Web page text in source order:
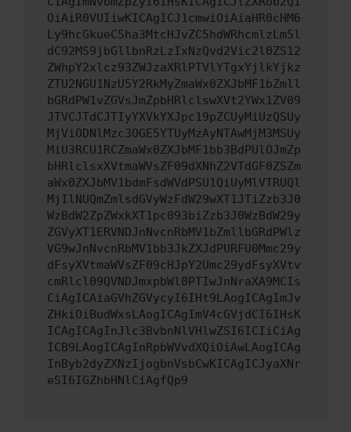
OiAiR0VUIiwKICAgICJ1cmwiOiAiaHR0cHM6
Ly9hcGkueC5ha3MtcHJvZC5hdWRhcmlzLm5l
dC92MS9jbGllbnRzLzIxNzQvd2Vic2l0ZS12
ZWhpY2xlcz93ZWJzaXRlPTVlYTgxYjlkYjkz
ZTU2NGU1NzU5Y2RkMyZmaWx0ZXJbMF1bZmll
bGRdPW1vZGVsJmZpbHRlclswXVt2YWx1ZV09
JTVCJTdCJTIyYXVkYXJpc19pZCUyMiUzQSUy
MjViODNlMzc3OGE5YTUyMzAyNTAwMjM3MSUy
MiU3RCU1RCZmaWx0ZXJbMF1bb3BdPUlOJmZp
bHRlclsxXVtmaWVsZF09dXNhZ2VTdGF0ZSZm
aWx0ZXJbMV1bdmFsdWVdPSU1QiUyMlVTRUQl
MjIlNUQmZmlsdGVyWzFdW29wXT1JTiZzb3J0
WzBdW2ZpZWxkXT1pc093biZzb3J0WzBdW29y
ZGVyXT1ERVNDJnNvcnRbMV1bZmllbGRdPWlz
VG9wJnNvcnRbMV1bb3JkZXJdPURFU0Mmc29y
dFsyXVtmaWVsZF09cHJpY2Umc29ydFsyXVtv
cmRlcl09QVNDJmxpbWl0PTIwJnNraXA9MCIs
CiAgICAiaGVhZGVycyI6IHt9LAogICAgImJv
ZHkiOiBudWxsLAogICAgImV4cGVjdCI6IHsK
ICAgICAgInJlc3BvbnNlVHlwZSI6ICIiCiAg
ICB9LAogICAgInRpbWVvdXQiOiAwLAogICAg
InByb2dyZXNzIjogbnVsbCwKICAgICJyaXNr
eSI6IGZhbHNlCiAgfQp9